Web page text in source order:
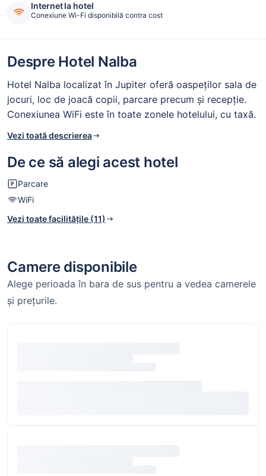
Internet la hotel
Conexiune Wi-Fi disponibilă contra cost
Despre Hotel Nalba
Hotel Nalba localizat în Jupiter oferă oaspeților sala de
jocuri, loc de joacă copii, parcare precum și recepție.
Conexiunea WiFi este în toate zonele hotelului, cu taxă.
Vezi toată descrierea
De ce să alegi acest hotel
Parcare
WiFi
Vezi toate facilitățile (11)
Camere disponibile
Alege perioada în bara de sus pentru a vedea camerele
și prețurile.